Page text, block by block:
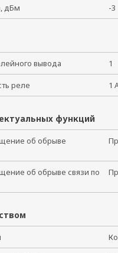
дБм -3
вывода 1
реле 1
функций
об обрыве
об обрыве связи по